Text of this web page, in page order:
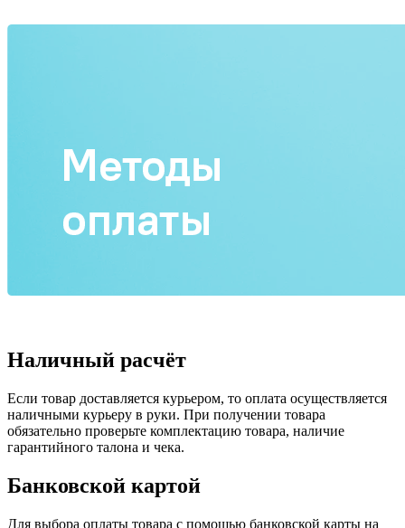
Наличный расчёт
Если товар доставляется курьером, то оплата осуществляется
наличными курьеру в руки. При получении товара
обязательно проверьте комплектацию товара, наличие
гарантийного талона и чека.
Банковской картой
Для выбора оплаты товара с помощью банковской карты на